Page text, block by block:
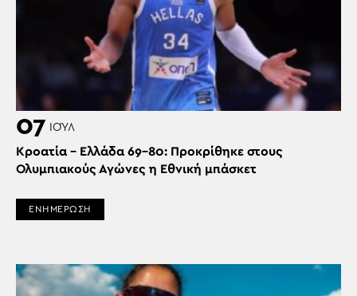
07 ΙΟΎΛ
Κροατία – Ελλάδα 69-80: Προκρίθηκε στους
Ολυμπιακούς Αγώνες η Εθνική μπάσκετ
ΕΝΗΜΕΡΩΣΗ